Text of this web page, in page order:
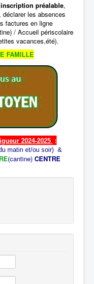
FAMILLE
préalable,
les absences
factures en ligne
/ Accueil périscolaire
vacances,été).
FAMILLE
2024-2025 :
matin et/ou soir) &
(cantine) CENTRE